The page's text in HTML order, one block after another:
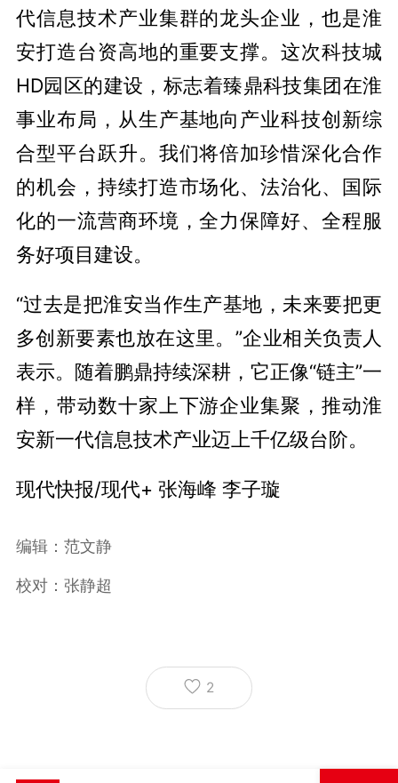
代信息技术产业集群的龙头企业，也是淮
安打造台资高地的重要支撑。这次科技城
HD园区的建设，标志着臻鼎科技集团在淮
事业布局，从生产基地向产业科技创新综
合型平台跃升。我们将倍加珍惜深化合作
的机会，持续打造市场化、法治化、国际
化的一流营商环境，全力保障好、全程服
务好项目建设。
“过去是把淮安当作生产基地，未来要把更
多创新要素也放在这里。”企业相关负责人
表示。随着鹏鼎持续深耕，它正像“链主”一
样，带动数十家上下游企业集聚，推动淮
安新一代信息技术产业迈上千亿级台阶。
现代快报/现代+ 张海峰 李子璇
编辑：范文静
校对：张静超
2